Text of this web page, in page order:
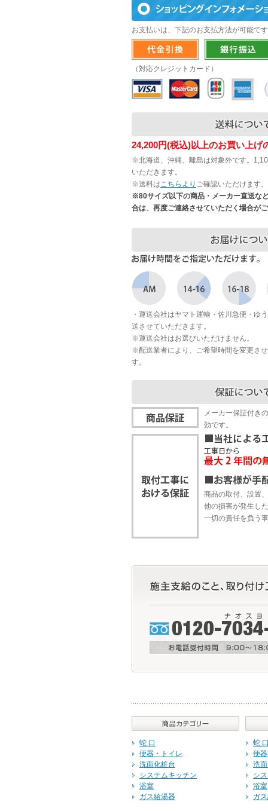
お支払いは、下記のお支払方法が可能で
（対応クレジットカード）
24,200円(税込)以上のお買い上げ
※北海道、沖縄、離島は対象外です。
いただきます。
※送料はこちらより ご確認いただけます。
※80サイズ以下の商品・メーカー直送な
合は、再度ご連絡させていただく場合が
・運送会社はヤマト運輸・佐川急便・ゆ
送させていただきます。
※運送会社はお選びいただけません。
※配送業者により、ご希望時間を変更さ
す。
メーカー保証付き
効です。
商品の取付、設置
他の損害が発生し
一切の責任を負う
蛇 口
便器・トイレ
洗面化粧台
システムキッチン
浴室
ガス給湯器
蛇
便
洗
シ
浴室
ガ